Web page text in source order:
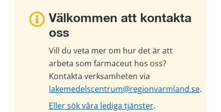
Välkommen att kontakta
oss
Vill du veta mer om hur det är att
arbeta som farmaceut hos oss?
lakemedelscentrum@regionvarmland.se.
Eller sök våra lediga tjänster.